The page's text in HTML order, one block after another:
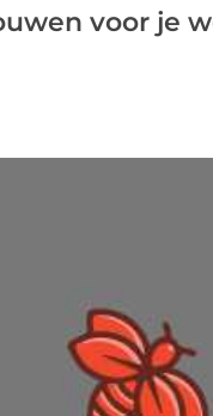
voor je